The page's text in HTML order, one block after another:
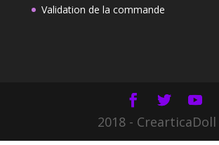
Validation de la commande
2018 - CrearticaDoll